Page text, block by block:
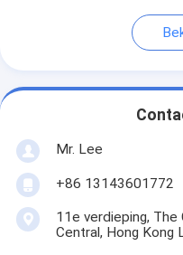
Mr. Lee
+86 13143601772
11e verdieping, The
Central, Hong Kong